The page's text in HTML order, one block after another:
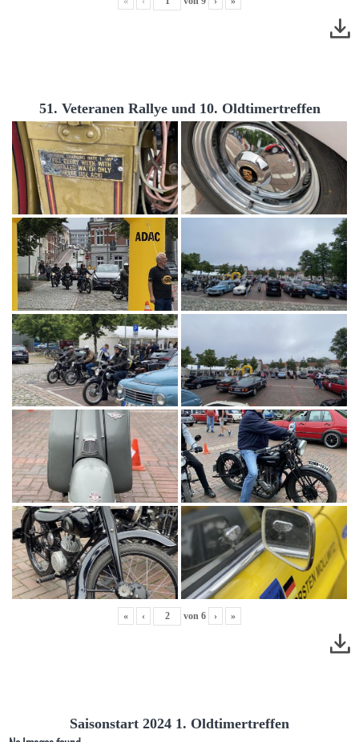
51. Veteranen Rallye und 10. Oldtimertreffen
« ‹ von 6 › »
Saisonstart 2024 1. Oldtimertreffen